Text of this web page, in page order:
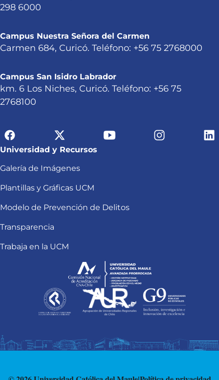
298 6000
Campus Nuestra Señora del Carmen
Carmen 684, Curicó. Teléfono: +56 75 2768000
Campus San Isidro Labrador
km. 6 Los Niches, Curicó. Teléfono: +56 75
2768100
Universidad y Recursos
Galería de Imágenes
Plantillas y Gráficas UCM
Modelo de Prevención de Delitos
Transparencia
Trabaja en la UCM